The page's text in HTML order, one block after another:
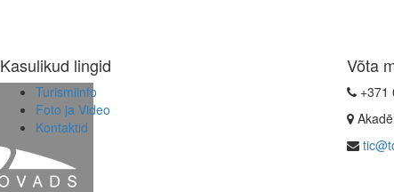
Kasulikud lingid
Turismiinfo
Foto ja Video
Kontaktid
Võta
+371